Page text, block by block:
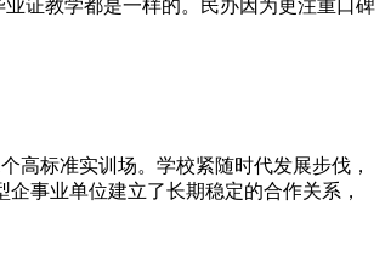
证教学都是一样的。民办因为更注重口碑
高标准实训场。学校紧随时代发展步伐，
事业单位建立了长期稳定的合作关系，